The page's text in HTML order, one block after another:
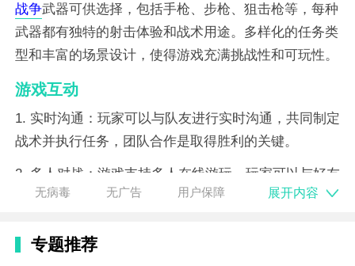
战争武器可供选择，包括手枪、步枪、狙击枪等，每种
武器都有独特的射击体验和战术用途。多样化的任务类
型和丰富的场景设计，使得游戏充满挑战性和可玩性。
游戏互动
1. 实时沟通：玩家可以与队友进行实时沟通，共同制定
战术并执行任务，团队合作是取得胜利的关键。
2. 多人对战：游戏支持多人在线游玩，玩家可以与好友
组队进行游戏，增加了游戏的社交互动性和趣味性。
模式中与其他玩家一较高下，展现自己的射击技巧和战
无病毒 无广告 用户保障 展开内容
专题推荐